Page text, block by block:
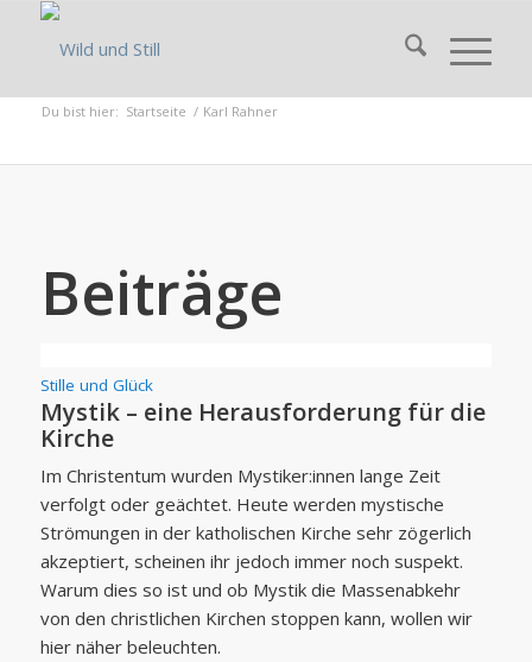
Du bist hier: Startseite / Karl Rahner
Beiträge
Stille und Glück
Mystik – eine Herausforderung für die
Kirche
Im Christentum wurden Mystiker:innen lange Zeit
verfolgt oder geächtet. Heute werden mystische
Strömungen in der katholischen Kirche sehr zögerlich
akzeptiert, scheinen ihr jedoch immer noch suspekt.
Warum dies so ist und ob Mystik die Massenabkehr
von den christlichen Kirchen stoppen kann, wollen wir
hier näher beleuchten.